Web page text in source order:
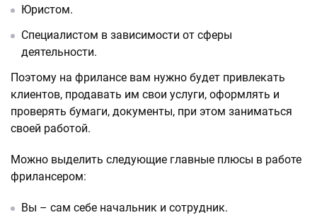
Юристом.
Специалистом в зависимости от сферы
деятельности.
Поэтому на фрилансе вам нужно будет привлекать
клиентов, продавать им свои услуги, оформлять и
проверять бумаги, документы, при этом заниматься
своей работой.
Можно выделить следующие главные плюсы в работе
фрилансером:
Вы – сам себе начальник и сотрудник.